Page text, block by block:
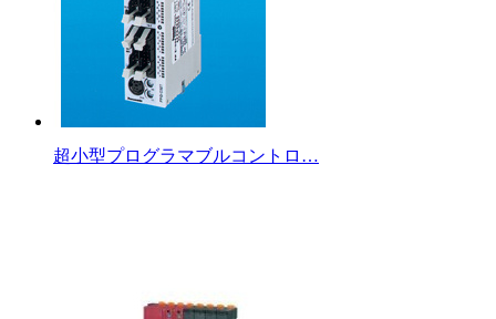
超小型プログラマブルコントロ…